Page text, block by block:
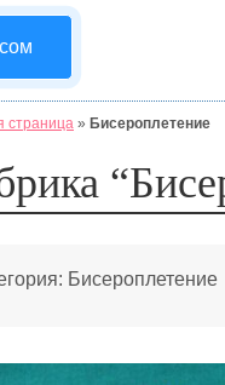
страница » Бисероплетение
Бисероплетение